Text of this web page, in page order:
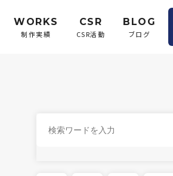
WORKS
制作実績
CSR
CSR活動
BLOG
ブログ